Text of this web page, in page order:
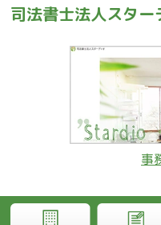
司法書士法人スター
事